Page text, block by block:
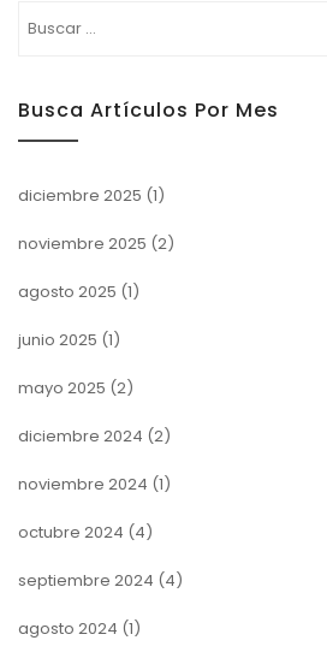
Buscar:
Busca Artículos Por Mes
diciembre 2025 (1)
noviembre 2025 (2)
agosto 2025 (1)
junio 2025 (1)
mayo 2025 (2)
diciembre 2024 (2)
noviembre 2024 (1)
octubre 2024 (4)
septiembre 2024 (4)
agosto 2024 (1)